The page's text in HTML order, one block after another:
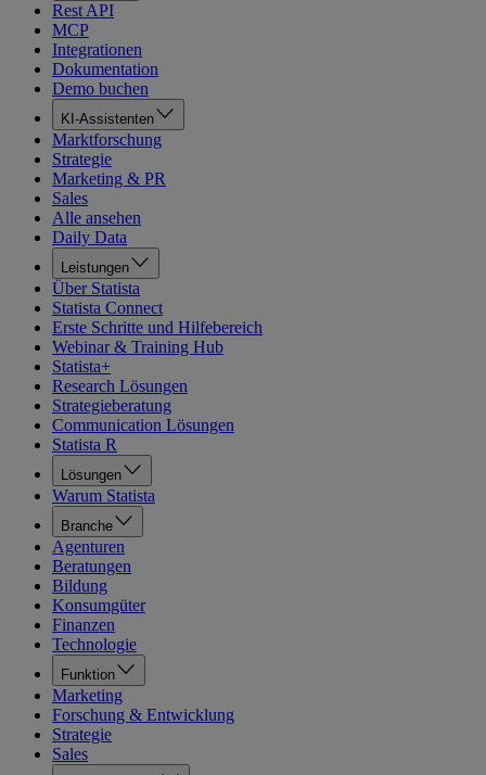
Rest API
MCP
Integrationen
Dokumentation
Demo buchen
KI-Assistenten
Marktforschung
Strategie
Marketing & PR
Sales
Alle ansehen
Daily Data
Leistungen
Über Statista
Statista Connect
Erste Schritte und Hilfebereich
Webinar & Training Hub
Statista+
Research Lösungen
Strategieberatung
Communication Lösungen
Statista R
Lösungen
Warum Statista
Branche
Agenturen
Beratungen
Bildung
Konsumgüter
Finanzen
Technologie
Funktion
Marketing
Forschung & Entwicklung
Strategie
Sales